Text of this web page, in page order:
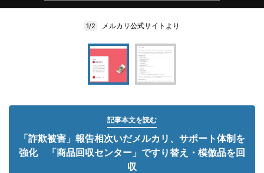
1/2 メルカリ公式サイトより
記事本文を読む
「詐欺被害」報告相次いだメルカリ、サポート体制を
強化 「商品回収センター」ですり替え・模倣品を回
収